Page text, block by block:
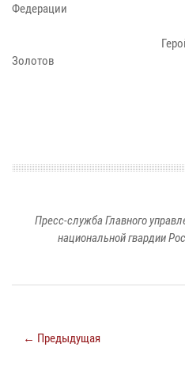
Федерации
Герой России
Золотов
Пресс-служба Главного
национальной гвардии
← Предыдущая